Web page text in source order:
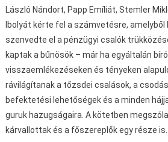
László Nándort, Papp Emíliát, Stemler
Ibolyát kérte fel a számvetésre, amelyből
szenvedte el a pénzügyi csalók
kaptak a bűnösök – már ha egyáltalán
visszaemlékezéseken és tényeken
rávilágítanak a tőzsdei csalások, a
befektetési lehetőségek és a minden
guruk hazugságaira. A kötetben
kárvallottak és a főszereplők egy része is.